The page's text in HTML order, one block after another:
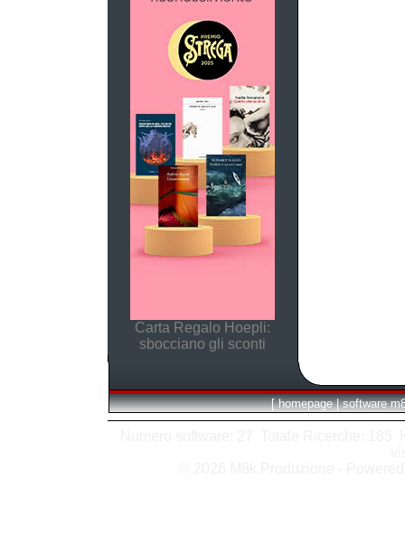
Carta Regalo Hoepli:
sbocciano gli sconti
[ homepage | software